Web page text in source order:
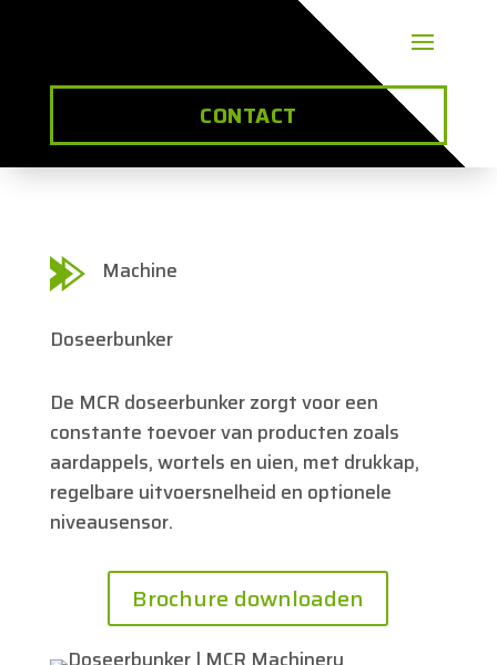
CONTACT
Machine
Doseerbunker
De MCR doseerbunker zorgt voor een
constante toevoer van producten zoals
aardappels, wortels en uien, met drukkap,
regelbare uitvoersnelheid en optionele
niveausensor.
Brochure downloaden